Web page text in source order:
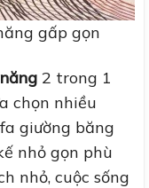
gấp gọn
2 trong 1
chọn nhiều
giường băng
nhỏ gọn phù
nhỏ, cuộc sống